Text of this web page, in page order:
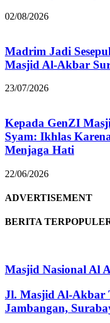
02/08/2026
Madrim Jadi
Masjid Al-Akbar
23/07/2026
Kepada GenZI
Syam: Ikhlas
Menjaga Hati
22/06/2026
ADVERTISEMENT
BERITA
Masjid Nasional Al
Jl. Masjid Al-Akbar
Jambangan,